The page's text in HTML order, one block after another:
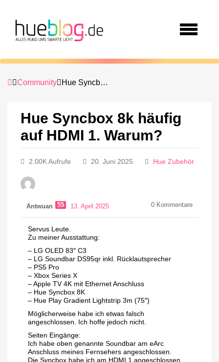
Community Hue Syncbox 8k häufig auf HDMI 1. Warum?
Hue Syncbox 8k häufig
auf HDMI 1. Warum?
2.00K Aufrufe 20. Juni 2025 Hue Zubehör
Antwuan 55 13. April 2025 0 Kommentare
Servus Leute.
Zu meiner Ausstattung:
– LG OLED 83″ C3
– LG Soundbar DS95qr inkl. Rücklautsprecher
– PS5 Pro
– Xbox Series X
– Apple TV 4K mit Ethernet Anschluss
– Hue Syncbox 8K
– Hue Play Gradient Lightstrip 3m (75″)
Möglicherweise habe ich etwas falsch
angeschlossen. Ich hoffe jedoch nicht.
Seiten Eingänge:
Ich habe oben genannte Soundbar am eArc
Anschluss meines Fernsehers angeschlossen.
Die Syncbox habe ich am HDMI 1 angeschlossen.